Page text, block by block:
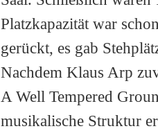
Platzkapazität war
gerückt, es gab
Nachdem Klaus Arp
A Well Tempered
musikalische Struktur